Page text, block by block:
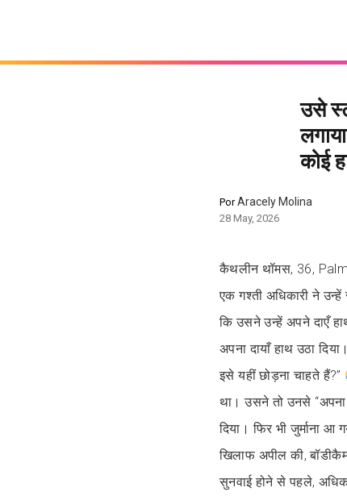
उसे
कोई
PorAracely Molina
28 May, 2026
कैथलीन थॉमस, 36,
एक गश्ती अधिकारी ने
कि उसने उन्हें अपने दाएँ
अपना दायाँ हाथ उठा
इसे यहीं छोड़ना चाहते हैं?”
था। उसने तो उनसे “अपना
दिया। फिर भी जुर्माना
खिलाफ अपील की,
सुनवाई होने से पहले,